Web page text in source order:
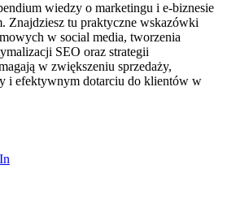
wiedzy o marketingu i e-biznesie
Znajdziesz tu praktyczne wskazówki
w social media, tworzenia
SEO oraz strategii
w zwiększeniu sprzedaży,
i efektywnym dotarciu do klientów w